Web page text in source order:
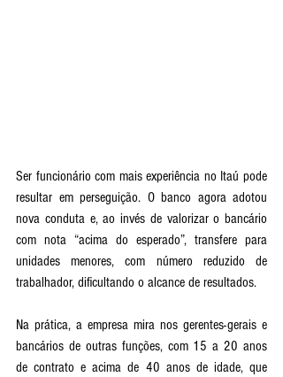
Ser funcionário com mais experiência no Itaú pode
resultar em perseguição. O banco agora adotou
nova conduta e, ao invés de valorizar o bancário
com nota “acima do esperado”, transfere para
unidades menores, com número reduzido de
trabalhador, dificultando o alcance de resultados.
Na prática, a empresa mira nos gerentes-gerais e
bancários de outras funções, com 15 a 20 anos
de contrato e acima de 40 anos de idade, que